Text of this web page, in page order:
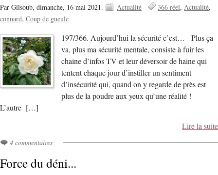
Par Gilsoub, dimanche, 16 mai 2021. Actualité 366 réel Actualité
connard Coup de gueule
197/366. Aujourd’hui la sécurité c’est… Plus ça
va, plus ma sécurité mentale, consiste à fuir les
chaine d’infos TV et leur déversoir de haine qui
tentent chaque jour d’instiller un sentiment
d’insécurité qui, quand on y regarde de près est
plus de la poudre aux yeux qu’une réalité !
L’autre […]
Lire la suite
4 commentaires
Force du déni...